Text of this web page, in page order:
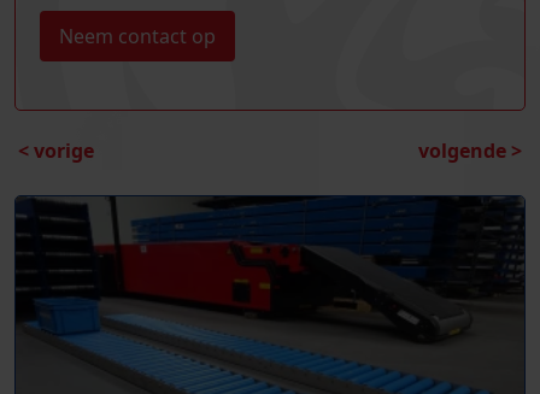
Neem contact op
< vorige volgende >